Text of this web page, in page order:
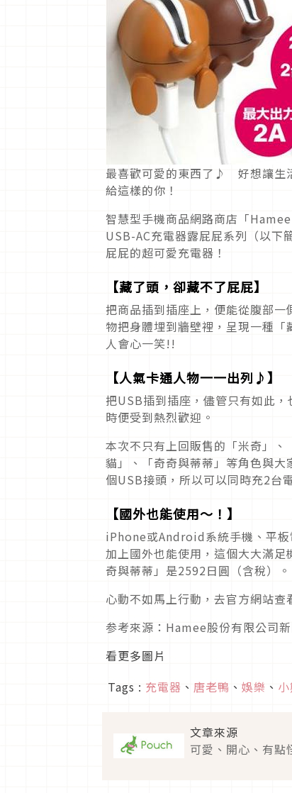
最喜歡可愛的東西了♪ 好想讓生
給這樣的你！
智慧型手機商品網路商店「
USB-AC充電器露屁屁系列（以下
屁屁的超可愛充電器！
【藏了頭，卻藏不了屁屁】
把商品插到插座上，便能從腹部
物把身體埋到牆壁裡，呈現一種
人會心一笑!!
【人氣卡通人物一一出列♪】
把USB插到插座，儘管只有如此
時便受到熱烈歡迎。
本次不只有上回販售的「米奇」
貓」、「奇奇與蒂蒂」等角色與
個USB接頭，所以可以同時充2台
【國外也能使用～！】
iPhone或Android系統手機、平板
加上國外也能使用，這個大大滿
奇與蒂蒂」是2592日圓（含稅）。
心動不如馬上行動，去官方網站
参考來源：Hamee股份有限公司新
看更多圖片
Tags : 充電器 、 唐老鴨 、 娛樂 、
文章來源
可愛、開心、有